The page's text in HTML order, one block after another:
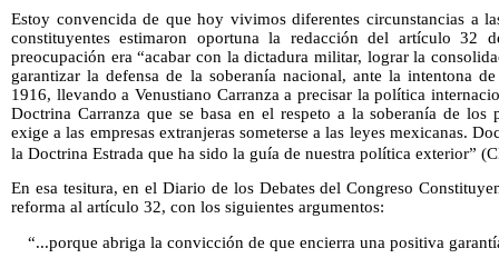
Estoy convencida de que hoy vivimos diferentes circunstancias a
constituyentes estimaron oportuna la redacción del artículo 32
preocupación era “acabar con la dictadura militar, lograr la
garantizar la defensa de la soberanía nacional, ante la intentona
1916, llevando a Venustiano Carranza a precisar la política
Doctrina Carranza que se basa en el respeto a la soberanía de
exige a las empresas extranjeras someterse a las leyes mexicanas.
la Doctrina Estrada que ha sido la guía de nuestra política exterior”
En esa tesitura, en el Diario de los Debates del Congreso
reforma al artículo 32, con los siguientes argumentos:
“...porque abriga la convicción de que encierra una positiva